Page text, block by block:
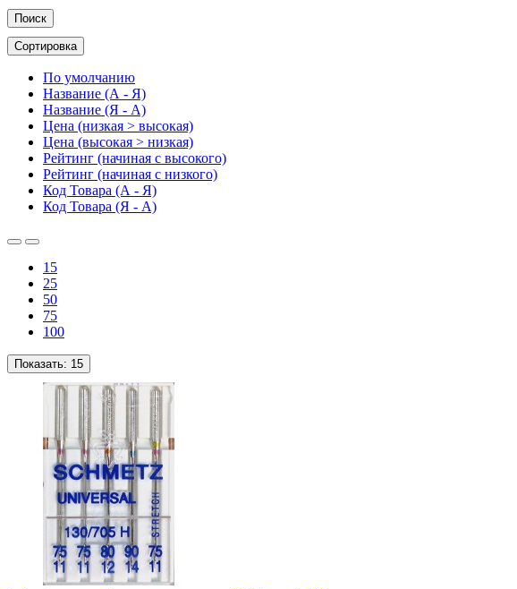
Сортировка
По умолчанию
Название (А - Я)
Название (Я - А)
Цена (низкая > высокая)
Цена (высокая > низкая)
Рейтинг (начиная с высокого)
Рейтинг (начиная с низкого)
Код Товара (А - Я)
Код Товара (Я - А)
15
25
50
75
100
Показать: 15